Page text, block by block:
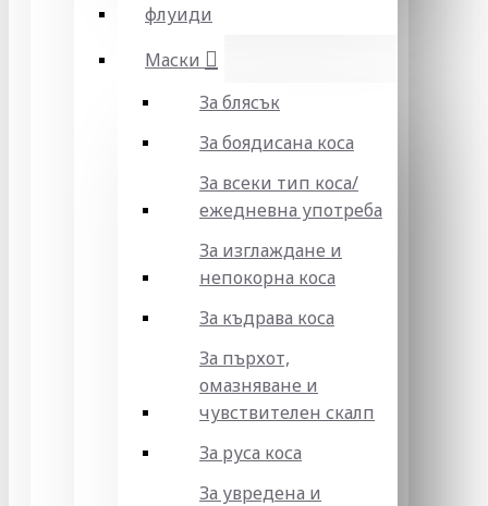
флуиди
Маски
За блясък
За боядисана коса
За всеки тип коса/
ежедневна употреба
За изглаждане и
непокорна коса
За къдрава коса
За пърхот,
омазняване и
чувствителен скалп
За руса коса
За увредена и